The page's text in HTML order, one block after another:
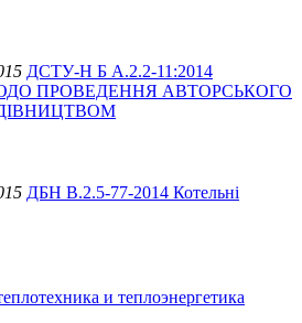
ДСТУ-Н Б А.2.2-11:2014
ПРОВЕДЕННЯ АВТОРСЬКОГО
ДБН В.2.5-77-2014 Котельні
и теплоэнергетика